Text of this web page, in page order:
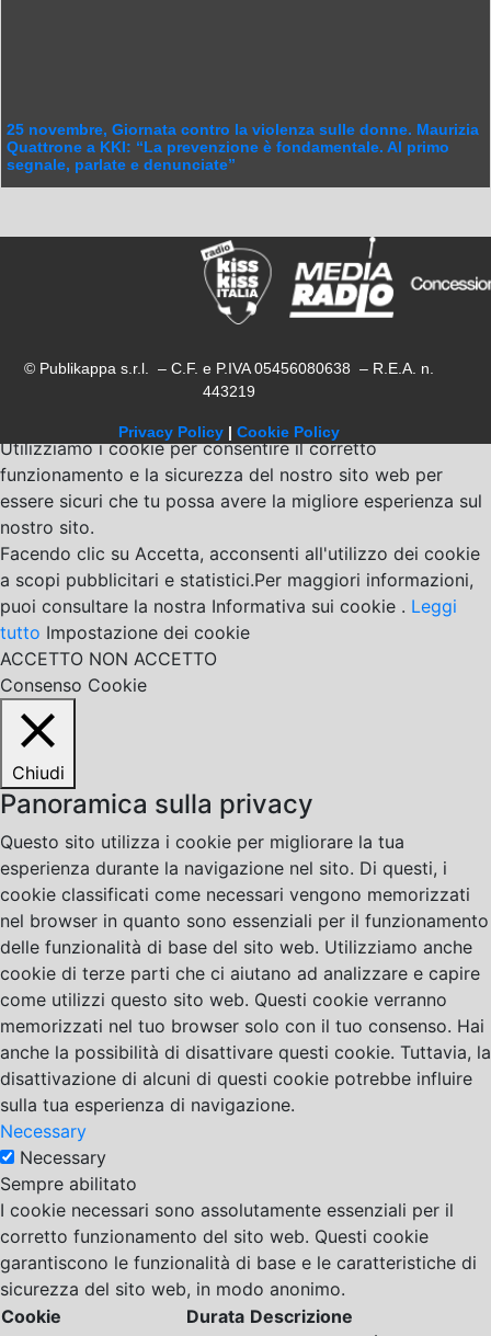
25 novembre, Giornata contro la violenza sulle donne. Maurizia
Quattrone a KKI: “La prevenzione è fondamentale. Al primo
segnale, parlate e denunciate”
© Publikappa s.r.l. – C.F. e P.IVA 05456080638 – R.E.A. n.
443219
Privacy Policy | Cookie Policy
Utilizziamo i cookie per consentire il corretto
funzionamento e la sicurezza del nostro sito web per
essere sicuri che tu possa avere la migliore esperienza sul
nostro sito.
Facendo clic su Accetta, acconsenti all'utilizzo dei cookie
a scopi pubblicitari e statistici.Per maggiori informazioni,
puoi consultare la nostra Informativa sui cookie . Leggi
tutto Impostazione dei cookie
ACCETTO NON ACCETTO
Consenso Cookie
Chiudi
Panoramica sulla privacy
Questo sito utilizza i cookie per migliorare la tua
esperienza durante la navigazione nel sito. Di questi, i
cookie classificati come necessari vengono memorizzati
nel browser in quanto sono essenziali per il funzionamento
delle funzionalità di base del sito web. Utilizziamo anche
cookie di terze parti che ci aiutano ad analizzare e capire
come utilizzi questo sito web. Questi cookie verranno
memorizzati nel tuo browser solo con il tuo consenso. Hai
anche la possibilità di disattivare questi cookie. Tuttavia, la
disattivazione di alcuni di questi cookie potrebbe influire
sulla tua esperienza di navigazione.
Necessary
Necessary
Sempre abilitato
I cookie necessari sono assolutamente essenziali per il
corretto funzionamento del sito web. Questi cookie
garantiscono le funzionalità di base e le caratteristiche di
sicurezza del sito web, in modo anonimo.
Cookie
Durata Descrizione